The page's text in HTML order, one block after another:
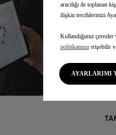
aracılığı ile toplanan
ilişkin tercihlerinizi
Kullandığımız
politikamıza erişebilir
AYARLARIMI